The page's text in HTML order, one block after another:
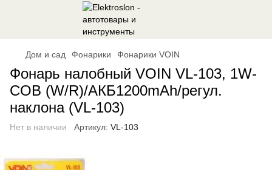
Дом и сад Фонарики Фонарики VOIN
Фонарь налобный VOIN VL-103, 1W-
COB (W/R)/АКБ1200mAh/регул.
наклона (VL-103)
Нет в наличии Артикул: VL-103